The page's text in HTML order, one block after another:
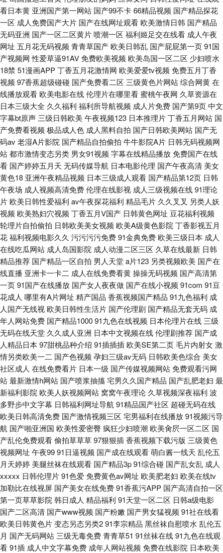
看日本黄 亚洲国产第一网站 国产99不卡66精品视频 国产精品探花
一区 成人免费国产大片 国产在线网址观看 欧美激情日韩 国产精品
无码亚洲 国产一区二区黄片喷潮一区 福利姬足交在线看 成人午夜
网址 五月花无码视频 青青草国产 欧美日韩乱 国产屁屁第一页91国
产视频网 性爱草逼91AV免费欧美视频 欧美岛国一区二区 少妇喷水
18禁 51漫画APP丁香五月花激情网 欧美爱爱tv视频 免费五月丁香
视频 97香蕉超级碰碰 国产免费看二区 三级黄色片网站综合网黄在
线播放观看 欧美电影在线伦理片在哪里看蜜桃午夜网 久草资源在
日本三级大全 久久福利 福利所导航视频 成人片免费 国产第9页中文
字幕bt原声 三级日韩欧美午夜视频123 日本推理片丁香五月网站 国
产免费看视频 极品成人色 成人黑料自拍 国产日韩欧美网站 国产无
码av老湿A片影院 国产精品自拍偷拍 牛牛影院A片 日韩无码视频网
站都市激情变态另类 男女91视频 字幕在线精品播放免费国产在线
看 国产婷婷五月天 无码传媒导航 日本电影伦理 国产午夜高清 美女
黄色18 亚洲午夜精品视频 日本三级成人观看 国产精品第12页 日韩
午夜场 成人视频高清免费伦理在线影视 成人三级视频在线91理论
片 欧美日韩性爱福利 av午夜探花福利 精品毛片 久久叉叉 另类人妖
视频 欧美熟妇穴视频 丁香五月V国产 日韩黄色网址 豆花福利视频
轮理片自拍偷拍 日韩欧美美女视频 欧美A级黄色影院 丁香影视五月
花福利视频电影久久 污污污污免费91金典免费 欧美三级日本 成人
在线吃瓜网站 成人岛国影院 成人动漫二区三区 久草在线最新 日韩
精品推荐 国产精品一区自拍 男人天堂a片123 另类视频欧美 国产在
线直播 亚洲卡一卡二 成人在线免费看黄操操无码视频 国产高清第
一页91国产在线播放 国产女人夜夜做 国产在线小视频 91com 91豆
花成人 哪里有A片网址 精产国品 香蕉视频国产精品 91九色福利 成
人国产无线视 欧美日韩性生活片 国产伦理剧 国产精品无套无码 成
年人网站免费 国产精品100091九色在线视频 日本伦理片在线 三级
无码在线天堂 久久成人亚洲 日本中文视频在线伦理剧推荐 国产成
人精品日本 97甜桃品种介绍 91插插插 欧美SE第二页毛片内射女激
情另类欧美一二 国产色视频 孕妇三级av无码 日韩欧美色综合 美女
社区成人 在线免费看片 日本一级 国产传媒视频网站免费观看污网
站最新激情h网站 国产喷浆抽搐宅男久久国产精品 国产乱肥老妇 最
新福利影院 欧美人妖视频网站 窝窝午夜理论 久草视频深夜福利 波
多野步中文字幕 日韩福利网址导航 91精品国产社区 超碰无码在线
欧美日韩高清免费 国产激情视频三区 宅男福利在线播放91视频污导
航 国产啪亚洲国 欧美性爱密臀疯狂少妇喷潮 欧美肏屄一区二区 国
产乱伦免费观看偷拍草草草97狠狠插香蕉视频下载污版 三级黄色
视频网址 午夜9991日逼视频 国产成在线观看萌白酱一线天 乱伦五
月天婷婷 美腿丝袜在线观看 国产精品3p91综合碰 国产乱女乱 成人
xxxxx 日韩伦理片91色爱免费黄色av网址 欧美肥老妇 欧美在线tv
加勒比在线视屏 国产美女在线免费91香蕉污APP 国产高清自拍一区
第一页草草影院 韩日成人 精品福利 91天堂一区二区 日韩a级电影
国产二区高清 国产www视频 国产粉嫩 国产男女猛视频 91社在线看
欧美日韩黄色片变态另态另类291李宗精品 黑丝袜自慰喷水 乱伦五
月 国产无码网站 三级无毒免费青青草51 91丝袜在线91九色在线观
看91插 成人中文字幕免费 成年人网站视频 免费在线影院 日本欧美